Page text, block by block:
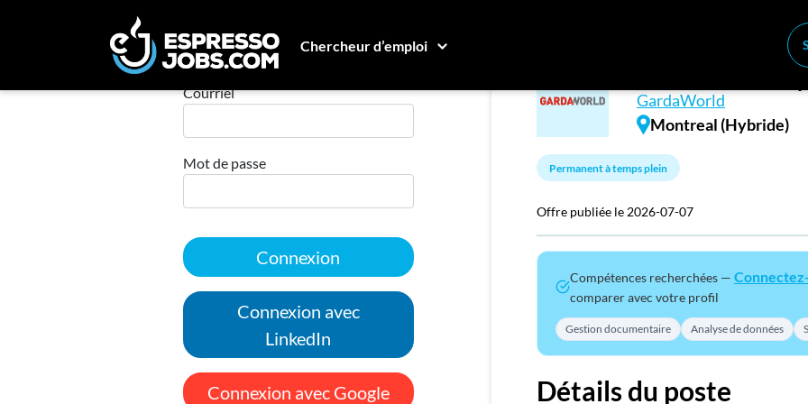
Chercheur d’emploi
Nos
Connexion
Courriel
Mot de passe
Connexion
Connexion avec
LinkedIn
Connexion avec Google
GardaWorld
Montreal (Hybride)
Permanent à temps plein
Offre publiée le 2026-07-07
Compétences recherchées —
comparer avec votre profil
Gestion documentaire Analyse de données
Détails du poste